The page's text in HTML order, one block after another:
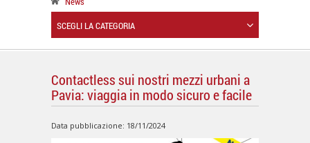
SCEGLI LA CATEGORIA
Contactless sui nostri mezzi urbani a
Pavia: viaggia in modo sicuro e facile
Data pubblicazione: 18/11/2024